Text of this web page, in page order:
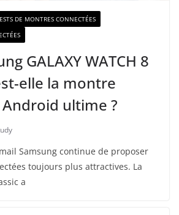
DE MONTRES CONNECTÉES
GALAXY WATCH 8
elle la montre
ultime ?
Samsung continue de proposer
toujours plus attractives. La
a